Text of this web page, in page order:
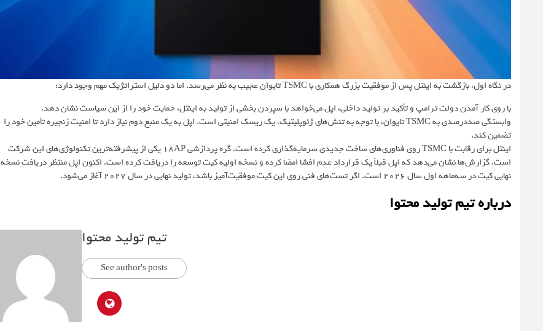
در نگاه اول، بازگشت به اینتل پس از موفقیت بزرگ همکاری با TSMC تایوان عجیب به نظر می‌رسد. اما دو دلیل استراتژیک مهم وجود دارد:
با روی کار آمدن دولت ترامپ و تأکید بر تولید داخلی، اپل می‌خواهد با سپردن بخشی از تولید به اینتل، حمایت خود را از این سیاست نشان دهد.
وابستگی صددرصدی به TSMC تایوان، با توجه به تنش‌های ژئوپلیتیک، یک ریسک امنیتی است. اپل به یک منبع دوم نیاز دارد تا امنیت زنجیره تأمین خود را
تضمین کند.
اینتل برای رقابت با TSMC روی فناوری‌های ساخت جدیدی سرمایه‌گذاری کرده است. گره پردازشی 18AP یکی از پیشرفته‌ترین تکنولوژی‌های این شرکت
است. گزارش‌ها نشان می‌دهد که اپل قبلاً یک قرارداد عدم افشا امضا کرده و نسخه اولیه کیت توسعه را دریافت کرده است. اکنون اپل منتظر دریافت نسخه
نهایی کیت در سه‌ماهه اول سال ۲۰۲۶ است. اگر تست‌های فنی روی این کیت موفقیت‌آمیز باشد، تولید نهایی در سال ۲۰۲۷ آغاز می‌شود.
درباره تیم تولید محتوا
تیم تولید محتوا
See author's posts